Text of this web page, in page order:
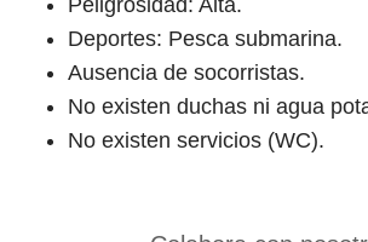
Deportes: Pesca submarina.
Ausencia de socorristas.
No existen duchas ni agua
No existen servicios (WC).